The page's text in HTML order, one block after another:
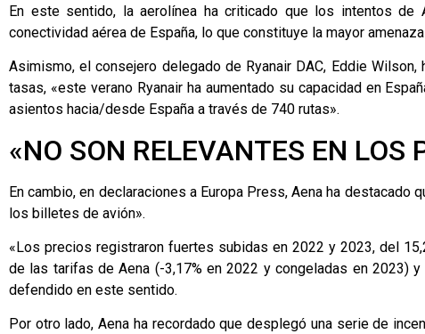
En este sentido, la aerolínea ha criticado que los intentos
conectividad aérea de España, lo que constituye la mayor
Asimismo, el consejero delegado de Ryanair DAC, Eddie
tasas, «este verano Ryanair ha aumentado su capacidad en
asientos hacia/desde España a través de 740 rutas».
«NO SON RELEVANTES EN LOS
En cambio, en declaraciones a Europa Press, Aena ha
los billetes de avión».
«Los precios registraron fuertes subidas en 2022 y 2023, del
de las tarifas de Aena (-3,17% en 2022 y congeladas en 2023)
defendido en este sentido.
Por otro lado, Aena ha recordado que desplegó una serie de